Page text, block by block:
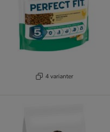
4 varianter